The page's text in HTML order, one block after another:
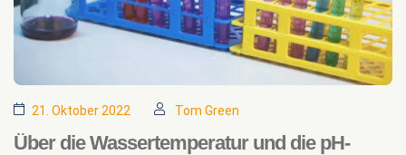
21. Oktober 2022 Tom Green
Über die Wassertemperatur und die pH-